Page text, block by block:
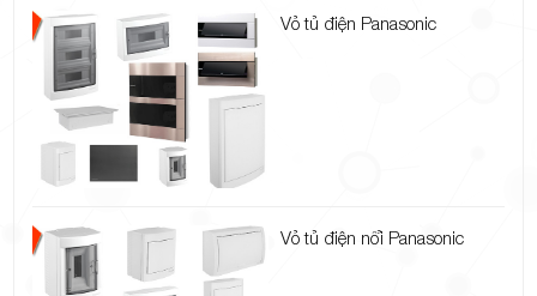
Vỏ tủ điện Panasonic
Vỏ tủ điện nổi Panasonic